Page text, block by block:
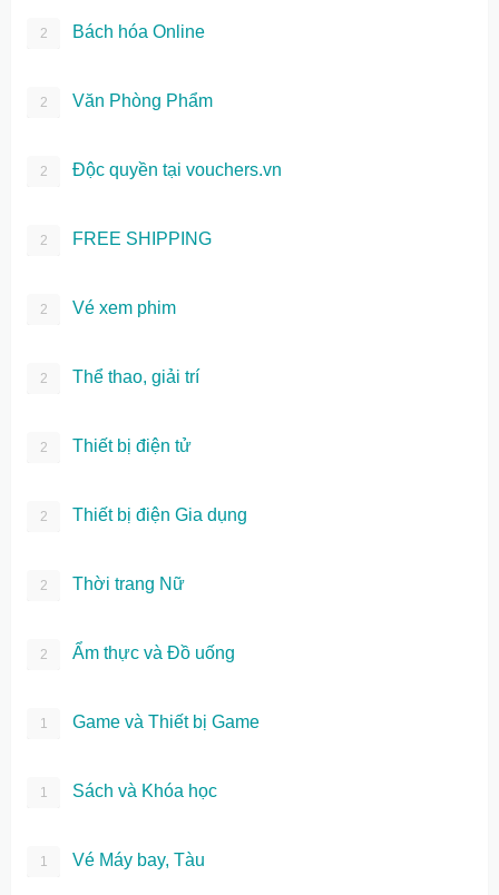
2 Bách hóa Online
2 Văn Phòng Phẩm
2 Độc quyền tại vouchers.vn
2 FREE SHIPPING
2 Vé xem phim
2 Thể thao, giải trí
2 Thiết bị điện tử
2 Thiết bị điện Gia dụng
2 Thời trang Nữ
2 Ẩm thực và Đồ uống
1 Game và Thiết bị Game
1 Sách và Khóa học
1 Vé Máy bay, Tàu